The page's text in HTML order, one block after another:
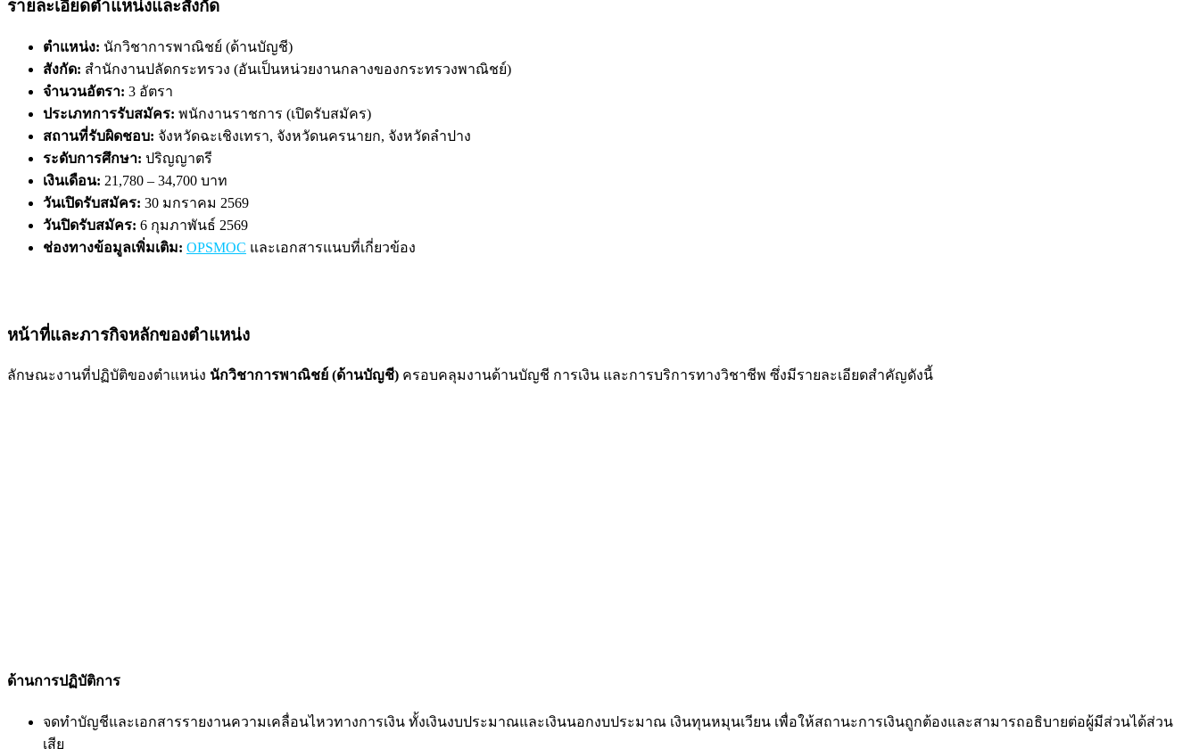
รายละเอียดตำแหน่งและสังกัด
ตำแหน่ง: นักวิชาการพาณิชย์ (ด้านบัญชี)
สังกัด: สำนักงานปลัดกระทรวง (อันเป็นหน่วยงานกลางของกระทรวงพาณิชย์)
จำนวนอัตรา: 3 อัตรา
ประเภทการรับสมัคร: พนักงานราชการ (เปิดรับสมัคร)
สถานที่รับผิดชอบ: จังหวัดฉะเชิงเทรา, จังหวัดนครนายก, จังหวัดลำปาง
ระดับการศึกษา: ปริญญาตรี
เงินเดือน: 21,780 – 34,700 บาท
วันเปิดรับสมัคร: 30 มกราคม 2569
วันปิดรับสมัคร: 6 กุมภาพันธ์ 2569
ช่องทางข้อมูลเพิ่มเติม: OPSMOC และเอกสารแนบที่เกี่ยวข้อง
หน้าที่และภารกิจหลักของตำแหน่ง
ลักษณะงานที่ปฏิบัติของตำแหน่ง นักวิชาการพาณิชย์ (ด้านบัญชี) ครอบคลุมงานด้านบัญชี การเงิน และการบริการทางวิชาชีพ ซึ่งมีรายละเอียดสำคัญดังนี้
ด้านการปฏิบัติการ
จดทำบัญชีและเอกสารรายงานความเคลื่อนไหวทางการเงิน ทั้งเงินงบประมาณและเงินนอกงบประมาณ เงินทุนหมุนเวียน เพื่อให้สถานะการเงินถูกต้องและสามารถอธิบายต่อผู้มีส่วนได้ส่วน
เสีย